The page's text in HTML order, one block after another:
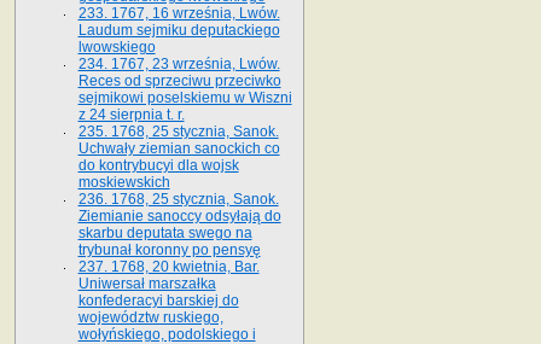
233. 1767, 16 września, Lwów.
Laudum sejmiku deputackiego
lwowskiego
234. 1767, 23 września, Lwów.
Reces od sprzeciwu przeciwko
sejmikowi poselskiemu w Wiszni
z 24 sierpnia t. r.
235. 1768, 25 stycznia, Sanok.
Uchwały ziemian sanockich co
do kontrybucyi dla wojsk
moskiewskich
236. 1768, 25 stycznia, Sanok.
Ziemianie sanoccy odsyłają do
skarbu deputata swego na
trybunał koronny po pensyę
237. 1768, 20 kwietnia, Bar.
Uniwersał marszałka
konfederacyi barskiej do
województw ruskiego,
wołyńskiego, podolskiego i